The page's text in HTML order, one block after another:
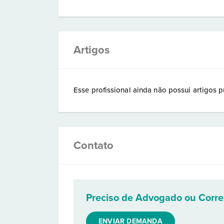
Artigos
Esse profissional ainda não possui artigos
Contato
Preciso de Advogado ou
ENVIAR DEMANDA